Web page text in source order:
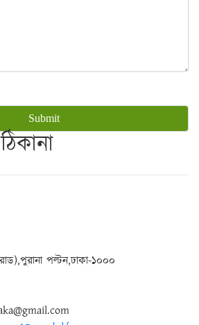
পল্টন,ঢাকা-১০০০